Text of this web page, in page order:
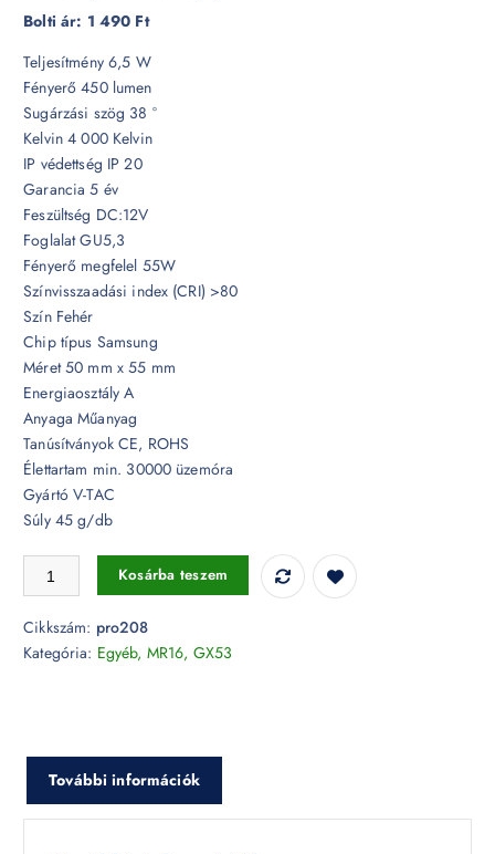
Bolti ár: 1 490 Ft
Teljesítmény 6,5 W
Fényerő 450 lumen
Sugárzási szög 38 °
Kelvin 4 000 Kelvin
IP védettség IP 20
Garancia 5 év
Feszültség DC:12V
Foglalat GU5,3
Fényerő megfelel 55W
Színvisszaadási index (CRI) >80
Szín Fehér
Chip típus Samsung
Méret 50 mm x 55 mm
Energiaosztály A
Anyaga Műanyag
Tanúsítványok CE, ROHS
Élettartam min. 30000 üzemóra
Gyártó V-TAC
Súly 45 g/db
6,5W LED spotlámpa MR16 Samsung chip 12V 38° 4000K - PRO208
Kosárba teszem
Cikkszám: pro208
Kategória: Egyéb, MR16, GX53
További információk